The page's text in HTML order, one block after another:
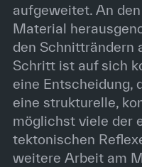
aufgeweitet. An
Material
den Schnitträndern
Schritt ist auf sich
eine Entscheidung,
eine strukturelle,
möglichst viele der
tektonischen
weitere Arbeit am